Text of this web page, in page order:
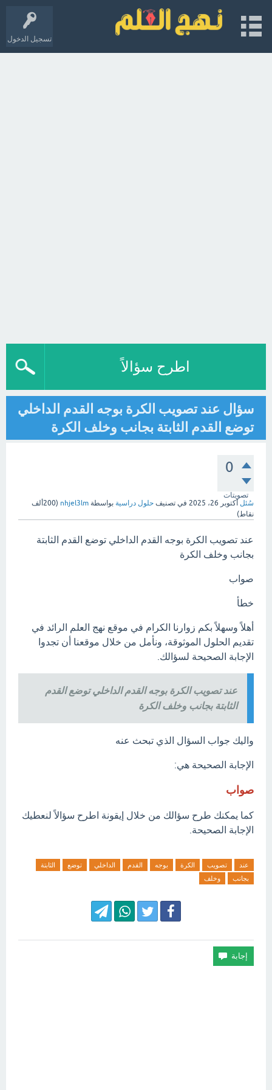
تسجيل الدخول
اطرح سؤالاً
سؤال عند تصويب الكرة بوجه القدم الداخلي
توضع القدم الثابتة بجانب وخلف الكرة
0
تصويتات
سُئل أكتوبر 26، 2025 في تصنيف حلول دراسية بواسطة nhjel3lm
(200ألف
نقاط)
عند تصويب الكرة بوجه القدم الداخلي توضع القدم الثابتة
بجانب وخلف الكرة
صواب
خطأ
أهلاً وسهلاً بكم زوارنا الكرام في موقع نهج العلم الرائد في
تقديم الحلول الموثوقة، ونأمل من خلال موقعنا أن تجدوا
الإجابة الصحيحة لسؤالك.
عند تصويب الكرة بوجه القدم الداخلي توضع القدم
الثابتة بجانب وخلف الكرة
واليك جواب السؤال الذي تبحث عنه
الإجابة الصحيحة هي:
صواب
كما يمكنك طرح سؤالك من خلال إيقونة اطرح سؤالاً لنعطيك
الإجابة الصحيحة.
عند تصويب الكرة بوجه القدم الداخلي توضع
الثابتة
بجانب
وخلف